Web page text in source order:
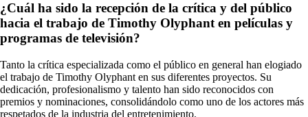
¿Cuál ha sido la recepción de la crítica y del público
hacia el trabajo de Timothy Olyphant en películas y
programas de televisión?
Tanto la crítica especializada como el público en general han elogiado
el trabajo de Timothy Olyphant en sus diferentes proyectos. Su
dedicación, profesionalismo y talento han sido reconocidos con
premios y nominaciones, consolidándolo como uno de los actores más
respetados de la industria del entretenimiento.